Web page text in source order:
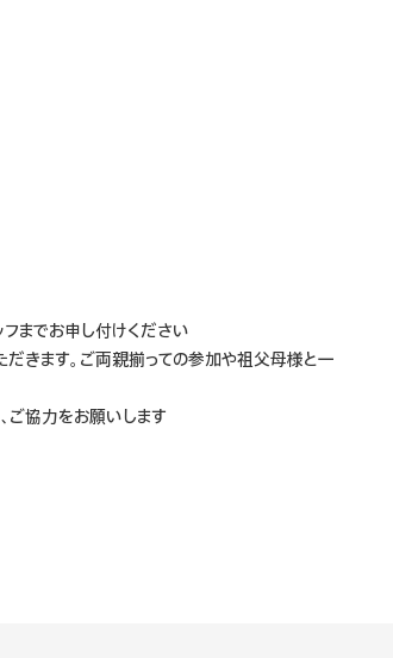
までお申し付けください
きます。ご両親揃っての参加や祖父母様と一
協力をお願いします